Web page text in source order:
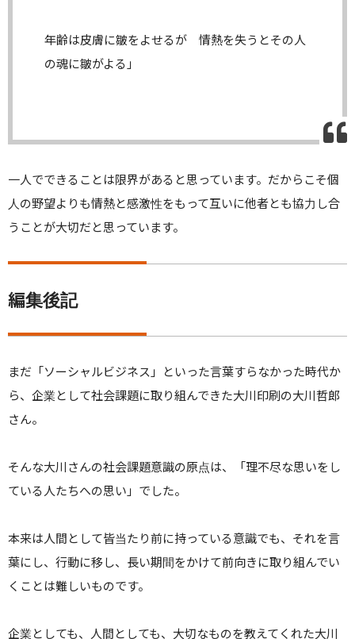
年齢は皮膚に皺をよせるが 情熱を失うとその人
の魂に皺がよる」
一人でできることは限界があると思っています。 だからこそ個
人の野望よりも情熱と感激性をもって互いに他者とも協力し合
うことが大切だと思っています。
編集後記
まだ「ソーシャルビジネス」といった言葉すらなかった時代か
ら、企業として社会課題に取り組んできた大川印刷の大川哲郎
さん。
そんな大川さんの社会課題意識の原点は、「理不尽な思いをし
ている人たちへの思い」でした。
本来は人間として皆当たり前に持っている意識でも、それを言
葉にし、行動に移し、長い期間をかけて前向きに取り組んでい
くことは難しいものです。
企業としても、人間としても、大切なものを教えてくれた大川